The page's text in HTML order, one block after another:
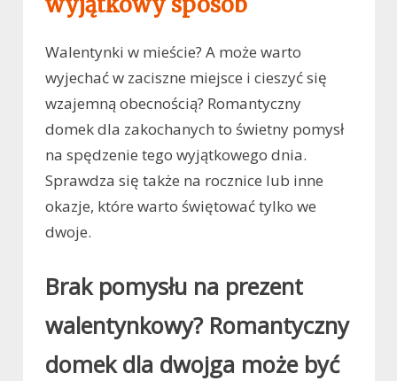
Walentynki w mieście? A może warto
wyjechać w zaciszne miejsce i cieszyć się
wzajemną obecnością? Romantyczny
domek dla zakochanych to świetny pomysł
na spędzenie tego wyjątkowego dnia.
Sprawdza się także na rocznice lub inne
okazje, które warto świętować tylko we
dwoje.
Brak pomysłu na prezent
walentynkowy? Romantyczny
domek dla dwojga może być